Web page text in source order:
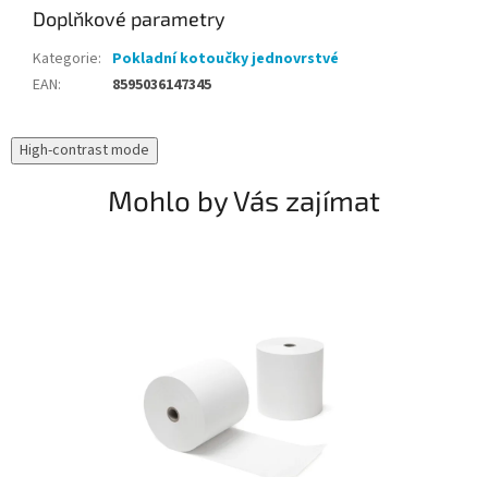
Doplňkové parametry
Kategorie: Pokladní kotoučky jednovrstvé
EAN: 8595036147345
High-contrast mode
Mohlo by Vás zajímat